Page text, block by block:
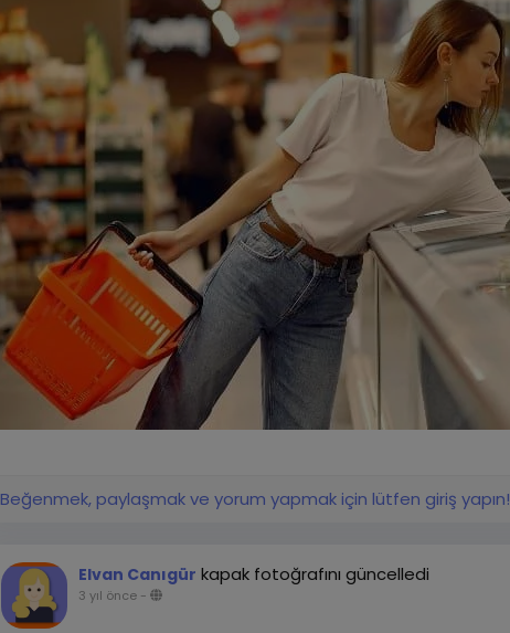
Beğenmek, paylaşmak ve yorum yapmak için lütfen giriş yapın!
Elvan Canıgür kapak fotoğrafını güncelledi
3 yıl önce -